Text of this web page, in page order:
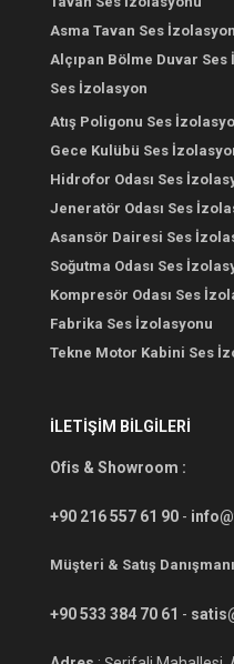
Asma Tavan Ses
Alçıpan Bölme Duvar Ses
Ses İzolasyon
Atış Poligonu Ses
Gece Kulübü Ses
Hidrofor Odası Ses
Jeneratör Odası Ses
Asansör Dairesi Ses
Soğutma Odası Ses
Kompresör Odası Ses
Fabrika Ses İzolasyonu
Tekne Motor Kabini Ses
İLETİŞİM BİLGİLERİ
Ofis & Showroom :
+90 216 557 61 90 -
Müşteri & Satış
+90 533 384 70 61 -